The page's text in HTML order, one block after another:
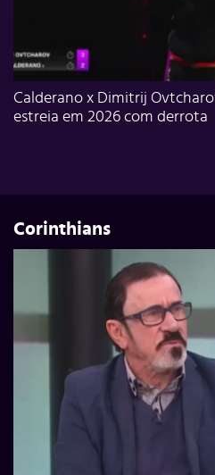
Calderano x Dimitrij
estreia em 2026 com derrota
Corinthians